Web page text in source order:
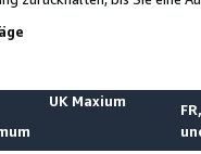
UK Maxium